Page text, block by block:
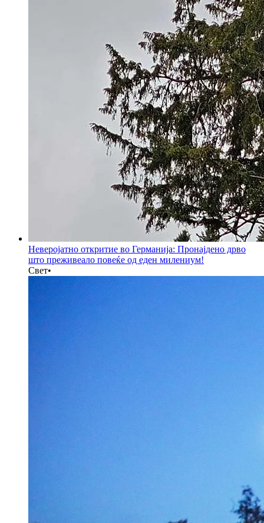
Неверојатно откритие во Германија: Пронајдено дрво
што преживеало повеќе од еден милениум!
Свет•